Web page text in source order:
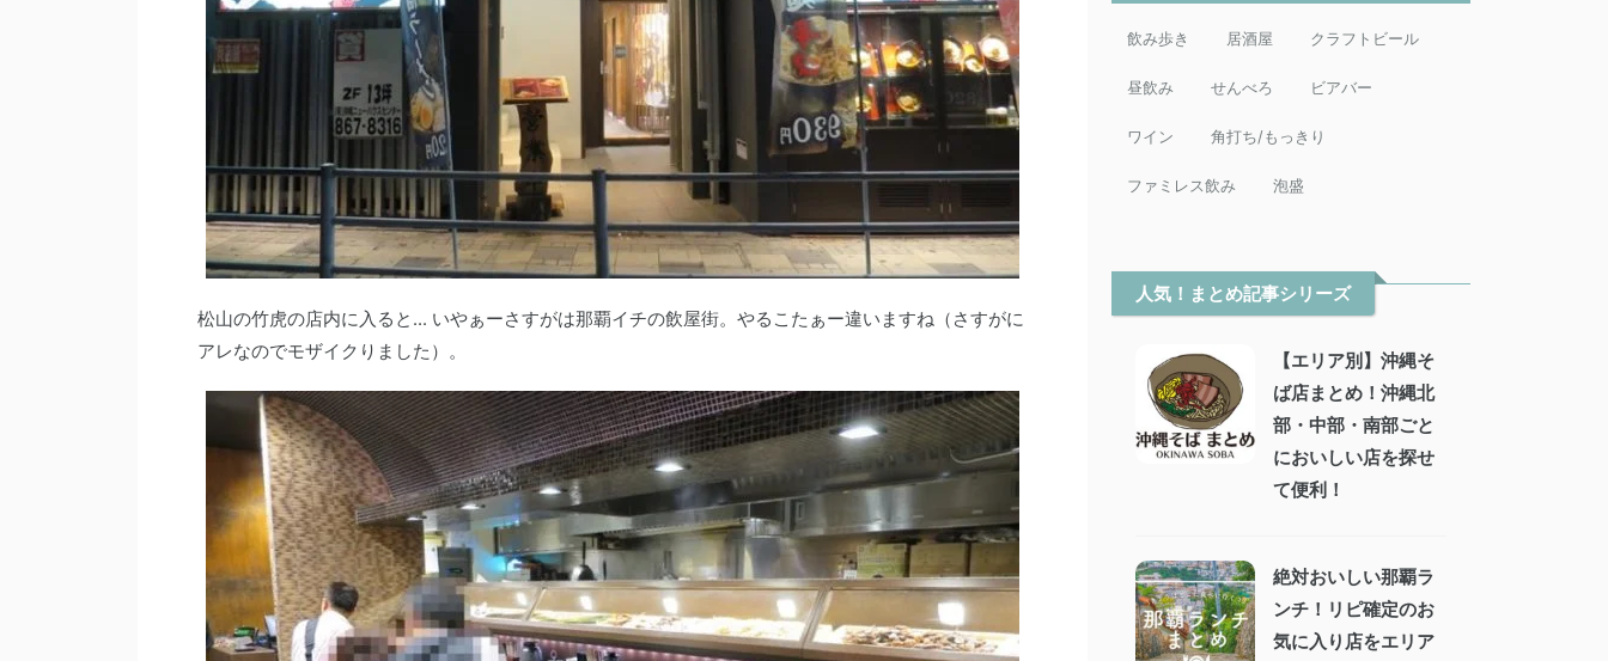
松山の竹虎の店内に入ると... いやぁーさすがは那覇イチの飲屋街。やるこたぁー違いますね（さすがに
アレなのでモザイクりました）。
飲み歩き 居酒屋 クラフトビール
昼飲み せんべろ ビアバー
ワイン 角打ち/もっきり
ファミレス飲み 泡盛
人気！まとめ記事シリーズ
【エリア別】沖縄そ
ば店まとめ！沖縄北
部・中部・南部ごと
においしい店を探せ
て便利！
絶対おいしい那覇ラ
ンチ！リピ確定のお
気に入り店をエリア